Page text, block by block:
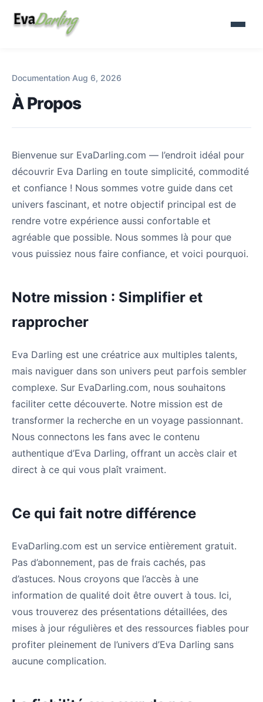
Documentation·Aug 6, 2026
À Propos
Bienvenue sur EvaDarling.com — l’endroit idéal pour
découvrir Eva Darling en toute simplicité, commodité
et confiance ! Nous sommes votre guide dans cet
univers fascinant, et notre objectif principal est de
rendre votre expérience aussi confortable et
agréable que possible. Nous sommes là pour que
vous puissiez nous faire confiance, et voici pourquoi.
Notre mission : Simplifier et
rapprocher
Eva Darling est une créatrice aux multiples talents,
mais naviguer dans son univers peut parfois sembler
complexe. Sur EvaDarling.com, nous souhaitons
faciliter cette découverte. Notre mission est de
transformer la recherche en un voyage passionnant.
Nous connectons les fans avec le contenu
authentique d’Eva Darling, offrant un accès clair et
direct à ce qui vous plaît vraiment.
Ce qui fait notre différence
EvaDarling.com est un service entièrement gratuit.
Pas d’abonnement, pas de frais cachés, pas
d’astuces. Nous croyons que l’accès à une
information de qualité doit être ouvert à tous. Ici,
vous trouverez des présentations détaillées, des
mises à jour régulières et des ressources fiables pour
profiter pleinement de l’univers d’Eva Darling sans
aucune complication.